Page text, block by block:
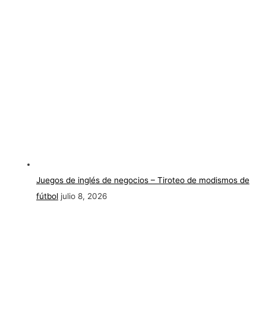
Juegos de inglés de negocios – Tiroteo de modismos de
fútbol julio 8, 2026